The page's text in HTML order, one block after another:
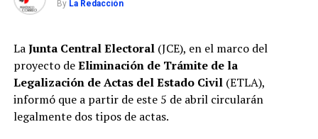
By La Redacción
LaJunta Central Electoral (JCE), en el marco del
proyecto deEliminación de Trámite de la
Legalización de Actas del Estado Civil(ETLA),
informó que a partir de este 5 de abril circularán
legalmente dos tipos de actas.